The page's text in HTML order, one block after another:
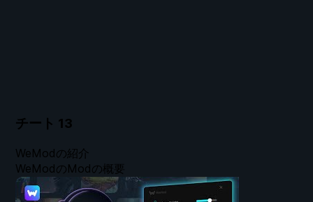
チート 13
WeModの紹介
WeModのModの概要